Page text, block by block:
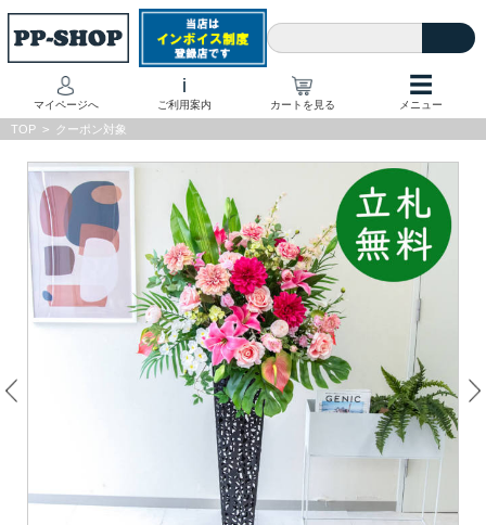
マイページへ
i
ご利用案内 カートを見る
☰
メニュー
TOP > クーポン対象